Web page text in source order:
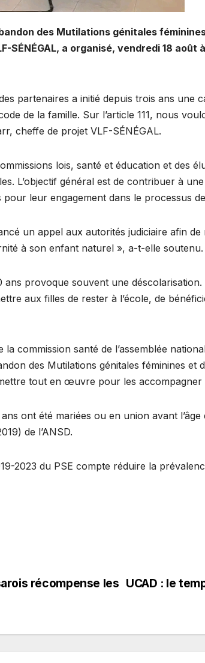
des Mutilations génitales
SÉNÉGAL, a organisé, vendredi 18
partenaires a initié depuis trois ans
de la famille. Sur l’article 111, nous
cheffe de projet VLF-SÉNÉGAL.
lois, santé et éducation et des
L’objectif général est de contribuer à
pour leur engagement dans le processus
un appel aux autorités judiciaire afin
à son enfant naturel », a-t-elle soutenu.
ans provoque souvent une
aux filles de rester à l’école, de
la commission santé de l’assemblée
des Mutilations génitales féminines
tout en œuvre pour les
ont été mariées ou en union avant
de l’ANSD.
2023 du PSE compte réduire la
UCAD : le
récompense les